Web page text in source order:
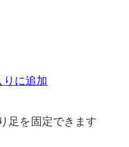
りに追加
足を固定できます